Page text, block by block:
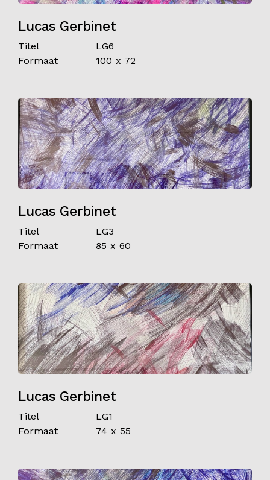
Lucas Gerbinet
Titel
LG6
Formaat
100 x 72
Lucas Gerbinet
Titel
LG3
Formaat
85 x 60
Lucas Gerbinet
Titel
LG1
Formaat
74 x 55